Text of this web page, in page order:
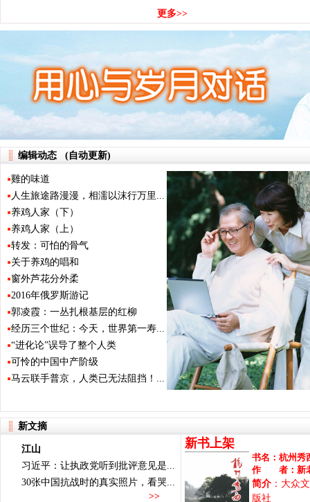
更多>>
编辑动态 (自动更新)
雞的味道
人生旅途路漫漫，相濡以沫行万里...
养鸡人家（下）
养鸡人家（上）
转发：可怕的骨气
关于养鸡的唱和
窗外芦花分外柔
2016年俄罗斯游记
郭凌霞：一丛扎根基层的红柳
经历三个世纪：今天，世界第一寿...
“进化论”误导了整个人类
可怜的中国中产阶级
马云联手普京，人类已无法阻挡！...
新文摘
江山
习近平：让执政党听到批评意见是...
30张中国抗战时的真实照片，看哭...
>>
新书上架
书名： 杭州秀
作 者： 新
简介 ：大众
版社